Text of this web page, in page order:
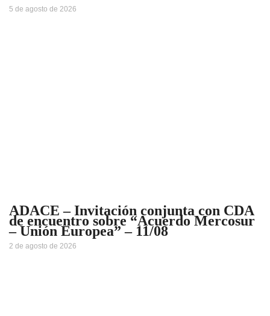
5 de agosto de 2026
ADACE – Invitación conjunta con CDA
de encuentro sobre “Acuerdo Mercosur
– Unión Europea” – 11/08
2 de agosto de 2026